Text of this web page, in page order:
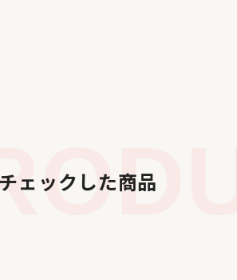
ェックした商品